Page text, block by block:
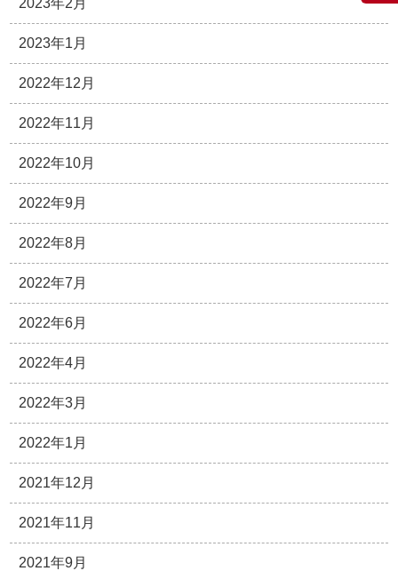
2023年2月
2023年1月
2022年12月
2022年11月
2022年10月
2022年9月
2022年8月
2022年7月
2022年6月
2022年4月
2022年3月
2022年1月
2021年12月
2021年11月
2021年9月